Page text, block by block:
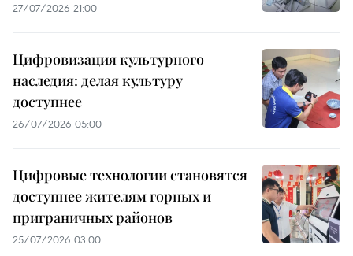
27/07/2026 21:00
Цифровизация культурного
наследия: делая культуру
доступнее
26/07/2026 05:00
Цифровые технологии становятся
доступнее жителям горных и
приграничных районов
25/07/2026 03:00